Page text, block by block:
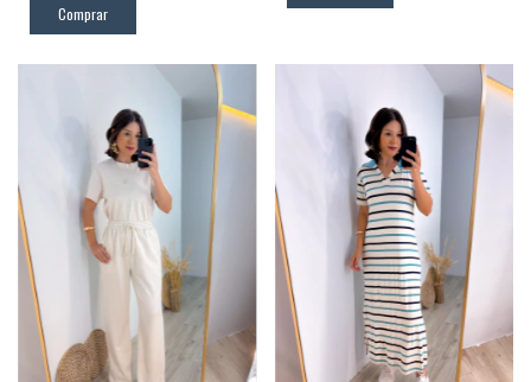
Comprar